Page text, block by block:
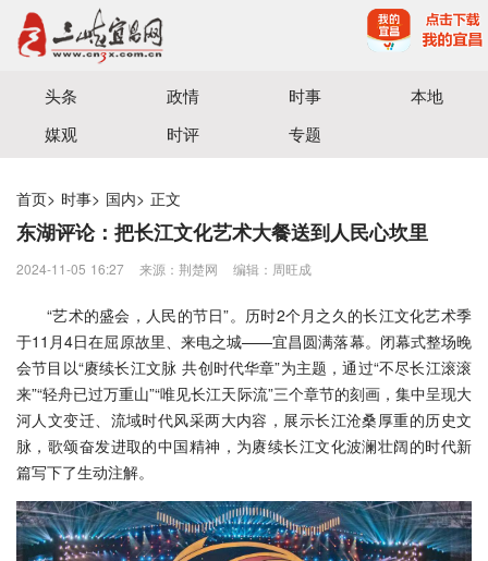
宜昌三峡融媒体中心主办
头条 政情 时事
本地
媒观
时评 专题
首页> 时事> 国内> 正文
东湖评论：把长江文化艺术大餐送到人民心坎里
2024-11-05 16:27 来源：荆楚网 编辑：周旺成
“艺术的盛会，人民的节日”。历时2个月之久的长江文化艺术季
于11月4日在屈原故里、来电之城——宜昌圆满落幕。闭幕式整场晚
会节目以“赓续长江文脉 共创时代华章”为主题，通过“不尽长江滚滚
来”“轻舟已过万重山”“唯见长江天际流”三个章节的刻画，集中呈现大
河人文变迁、流域时代风采两大内容，展示长江沧桑厚重的历史文
脉，歌颂奋发进取的中国精神，为赓续长江文化波澜壮阔的时代新
篇写下了生动注解。